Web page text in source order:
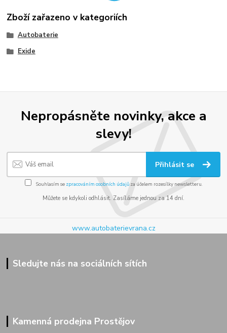
Zboží zařazeno v kategoriích
Autobaterie
Exide
Nepropásněte novinky, akce a
slevy!
Přihlásit se
Souhlasím se zpracováním osobních údajůza účelem rozesílky newsletteru.
Můžete se kdykoli odhlásit. Zasíláme jednou za 14 dní.
www.autobaterievrana.cz
Sledujte nás na sociálních sítích
Kamenná prodejna Prostějov